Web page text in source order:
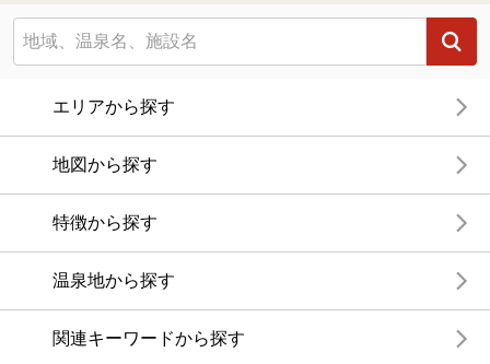
エリアから探す
地図から探す
特徴から探す
温泉地から探す
関連キーワードから探す